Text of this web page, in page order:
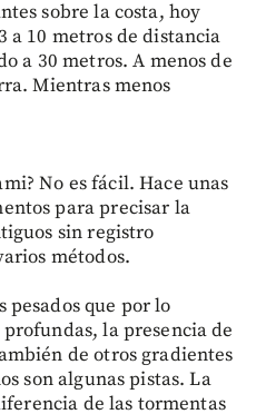
sobre la costa, hoy
a 10 metros de distancia
a 30 metros. A menos de
Mientras menos
No es fácil. Hace unas
para precisar la
sin registro
métodos.
pesados que por lo
la presencia de
de otros gradientes
son algunas pistas. La
de las tormentas